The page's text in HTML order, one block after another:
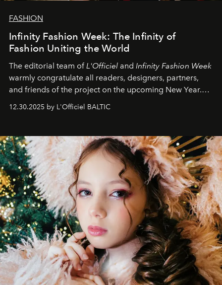
FASHION
Infinity Fashion Week: The Infinity of
Fashion Uniting the World
The editorial team ofL'Officiel and Infinity Fashion Week
warmly congratulate all readers, designers, partners,
and friends of the project on the upcoming New Year.
May 2026 bring growth, inspiration, bold ideas, and new
achievements.
12.30.2025 by L'Officiel BALTIC